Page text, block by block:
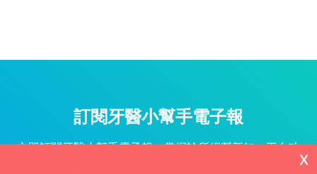
訂閱牙醫小幫手電子報
立即訂閱牙醫小幫手電子報，掌握診所經營新知、平台功
X